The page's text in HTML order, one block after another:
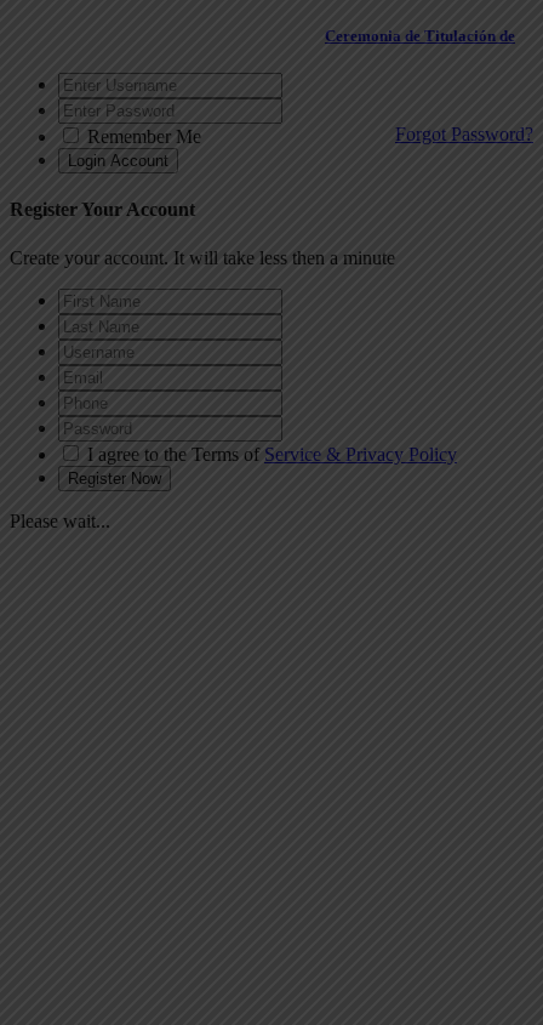
Ceremonia de Titulación de
Remember Me Forgot Password?
Register Your Account
Create your account. It will take less then a minute
I agree to the Terms of Service & Privacy Policy
Please wait...